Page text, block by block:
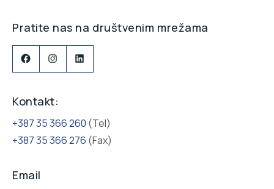
Pratite nas na društvenim mrežama
Facebook
InstagramLinkedIn
Kontakt:
+387 35 366 260 (Tel)
+387 35 366 276 (Fax)
Email